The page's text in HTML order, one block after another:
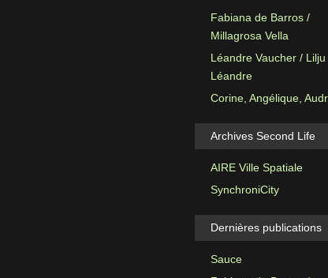
Fabiana de Barros /
Millagrosa Vella
Léandre Vaucher / Lilju
Léandre
Corine, Angélique,
Archives Second Life
AIRE Ville Spatiale
SynchroniCity
Dernières publications
Sauce